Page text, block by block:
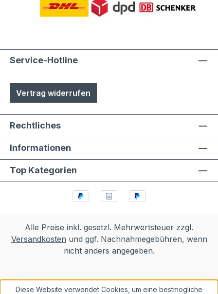
Service-Hotline
Vertrag widerrufen
Rechtliches
Informationen
Top Kategorien
Alle Preise inkl. gesetzl. Mehrwertsteuer zzgl.
Versandkosten und ggf. Nachnahmegebühren, wenn
nicht anders angegeben.
Diese Website verwendet Cookies, um eine bestmögliche